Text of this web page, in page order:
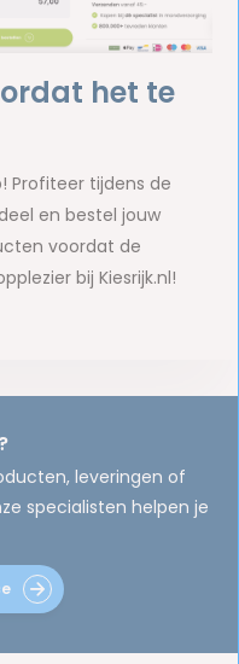
het te
Profiteer tijdens de
en bestel jouw
voordat de
bij Kiesrijk.nl!
leveringen of
specialisten helpen je